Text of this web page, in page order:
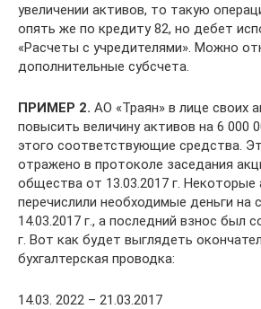
увеличении активов, то такую
опять же по кредиту 82, но дебет
«Расчеты с учредителями». Можно
дополнительные субсчета.
ПРИМЕР 2. АО «Траян» в лице своих
повысить величину активов на 6 000
этого соответствующие средства.
отражено в протоколе заседания
общества от 13.03.2017 г. Некоторые
перечислили необходимые деньги на
14.03.2017 г., а последний взнос был
г. Вот как будет выглядеть
бухгалтерская проводка:
14.03. 2022 – 21.03.2017